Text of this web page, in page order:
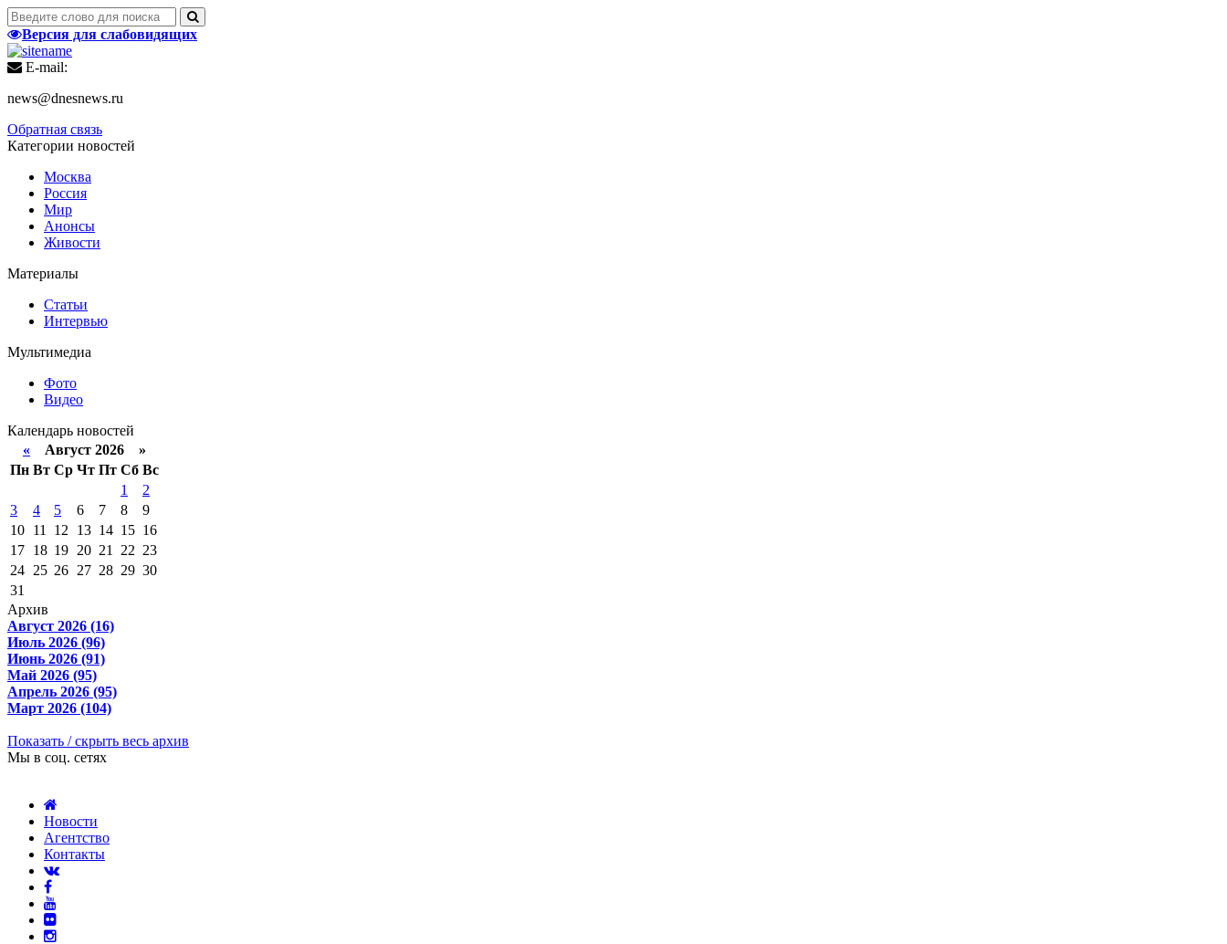
Версия для слабовидящих
E-mail:
news@dnesnews.ru
Обратная связь
Категории новостей
Москва
Россия
Мир
Анонсы
Живости
Материалы
Статьи
Интервью
Мультимедиа
Фото
Видео
Календарь новостей
« Август 2026 »
Пн Вт Ср Чт Пт Сб Вс
1
2
3
4 5 6 7 8
9
10 11 12 13 14 15 16
17 18 19 20 21 22 23
24 25 26 27 28 29 30
31
Архив
Август 2026 (16)
Июль 2026 (96)
Июнь 2026 (91)
Май 2026 (95)
Апрель 2026 (95)
Март 2026 (104)
Показать / скрыть весь архив
Мы в соц. сетях
Новости
Агентство
Контакты